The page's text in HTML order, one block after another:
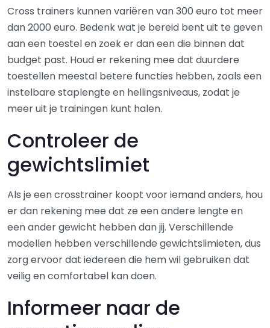
Cross trainers kunnen variëren van 300 euro tot meer
dan 2000 euro. Bedenk wat je bereid bent uit te geven
aan een toestel en zoek er dan een die binnen dat
budget past. Houd er rekening mee dat duurdere
toestellen meestal betere functies hebben, zoals een
instelbare staplengte en hellingsniveaus, zodat je
meer uit je trainingen kunt halen.
Controleer de
gewichtslimiet
Als je een crosstrainer koopt voor iemand anders, hou
er dan rekening mee dat ze een andere lengte en
een ander gewicht hebben dan jij. Verschillende
modellen hebben verschillende gewichtslimieten, dus
zorg ervoor dat iedereen die hem wil gebruiken dat
veilig en comfortabel kan doen.
Informeer naar de